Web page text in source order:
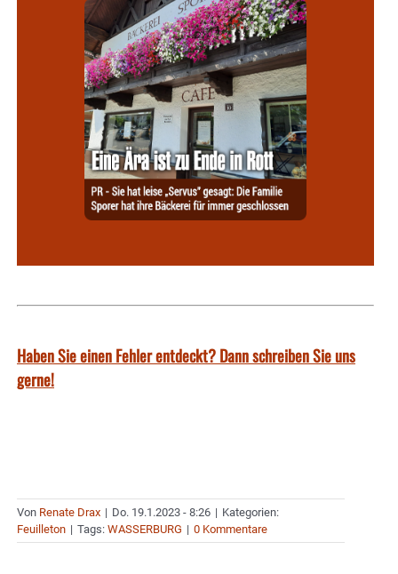
Haben Sie einen Fehler entdeckt? Dann schreiben Sie uns
gerne!
Von Renate Drax | Do. 19.1.2023 - 8:26 | Kategorien:
Feuilleton | Tags: WASSERBURG | 0 Kommentare